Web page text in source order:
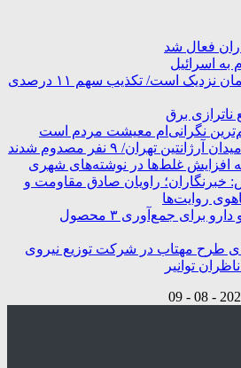
فعال شد
به اسرائیل
عراقچی: توافق با عمان نزدیک است/ تکذیب سهم ۱۱ درصدی
برق
نگرانی‌ام معیشت مردم است
تهران/ ۹ نفر مصدوم شدند
به افزایش غلط‌ها در نوشته‌های شهری
خبرنگاران؛ راویان صادق مقاومت و
روایت‌ها
دستور سازمان غذا و دارو برای جمع‌آوری ۳ محصول
طرح مهتاب در شرکت توزیع نیروی
توانیر
2026 -